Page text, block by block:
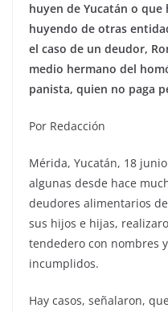
huyen de Yucatán o
huyendo de otras
el caso de un deudor,
medio hermano del
panista, quien no paga
Por Redacción
Mérida, Yucatán, 18
algunas desde hace
deudores alimentarios
sus hijos e hijas,
tendedero con nombres
incumplidos.
Hay casos, señalaron,